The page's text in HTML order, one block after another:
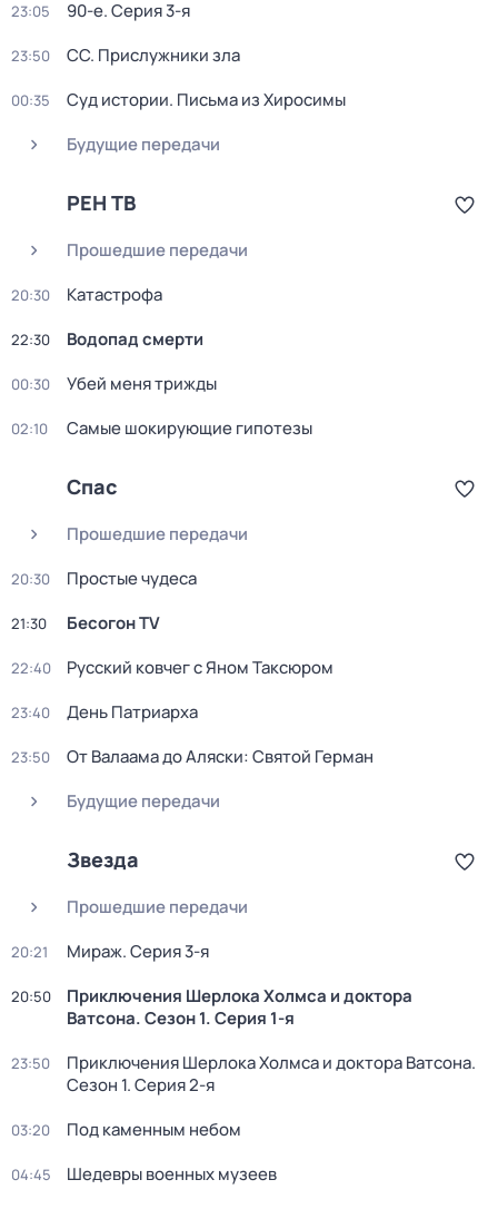
23:05 90-е. Серия 3-я
23:50 СС. Прислужники зла
00:35
Суд истории. Письма из Хиросимы
Будущие передачи
РЕН ТВ
Прошедшие передачи
20:30 Катастрофа
22:30 Водопад смерти
00:30 Убей меня трижды
02:10 Самые шoкиpующие гипотезы
Спас
Прошедшие передачи
20:30 Простые чудеса
21:30 Бесогон TV
22:40 Русский ковчег с Яном Таксюром
23:40 День Патриарха
23:50
От Валаама до Аляски: Святой Герман
Будущие передачи
Звезда
Прошедшие передачи
20:21 Мираж. Серия 3-я
20:50
Приключения Шерлока Холмса и доктора
Ватсона. Сезон 1. Серия 1-я
23:50 Приключения Шерлока Холмса и доктора Ватсона.
Сезон 1. Серия 2-я
03:20 Под каменным небом
04:45 Шедевры военных музеев